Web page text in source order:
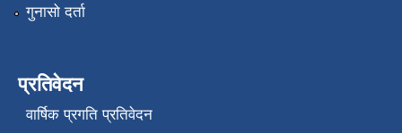
गुनासो दर्ता
प्रतिवेदन
वार्षिक प्रगति प्रतिवेदन